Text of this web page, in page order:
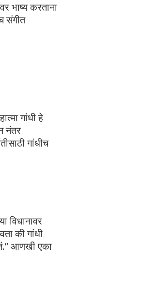
भाष्य करताना
संगीत
गांधी हे
नंतर
गांधीच
विधानावर
की गांधी
आणखी एका